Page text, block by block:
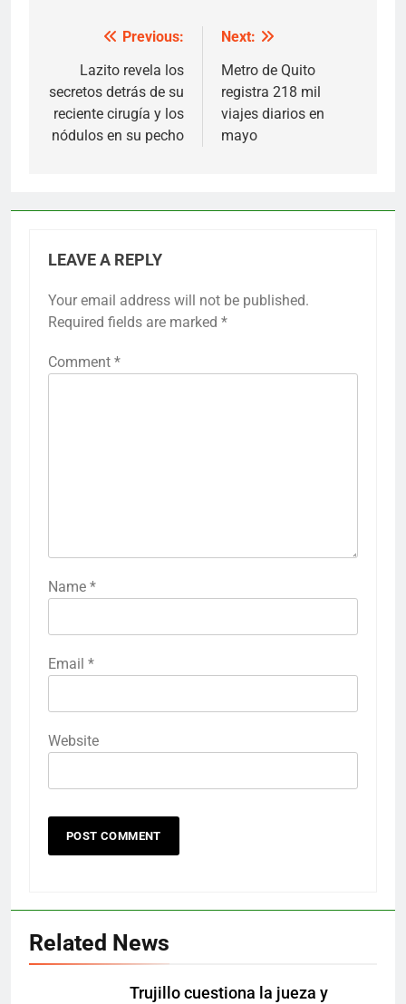
navigation
Previous:
Lazito revela los
secretos detrás de su
reciente cirugía y los
nódulos en su pecho
Next:
Metro de Quito
registra 218 mil
viajes diarios en
mayo
LEAVE A REPLY
Your email address will not be published.
Required fields are marked *
Comment *
Name *
Email *
Website
Related News
Trujillo cuestiona la jueza y